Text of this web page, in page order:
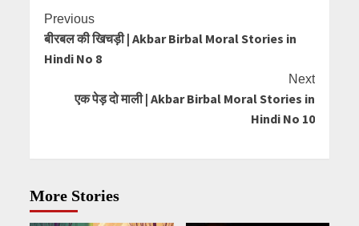
Previous
बीरबल की खिचड़ी | Akbar Birbal Moral Stories in
Hindi No 8
Next
एक पेड़ दो माली | Akbar Birbal Moral Stories in
Hindi No 10
More Stories